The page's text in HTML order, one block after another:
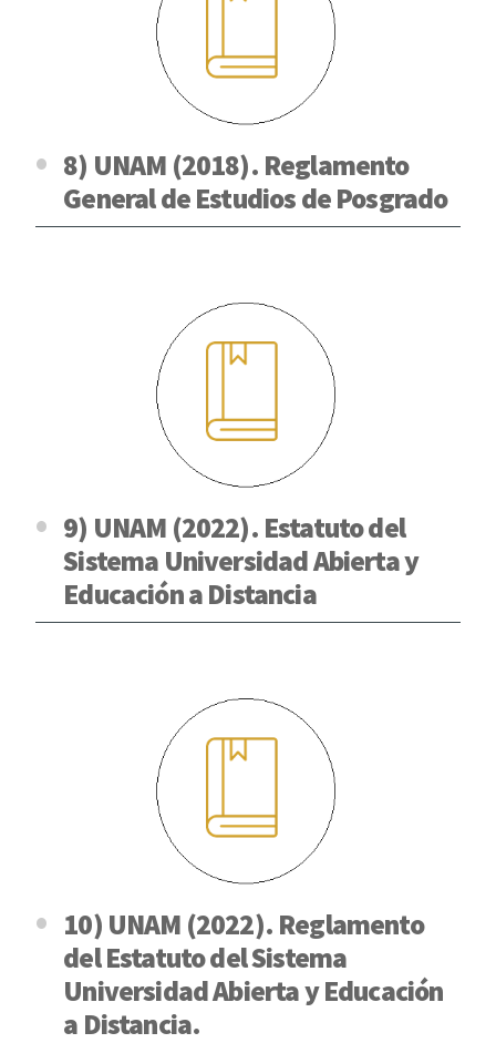
8) UNAM (2018). Reglamento
General de Estudios de Posgrado
9) UNAM (2022). Estatuto del
Sistema Universidad Abierta y
Educación a Distancia
10) UNAM (2022). Reglamento
del Estatuto del Sistema
Universidad Abierta y Educación
a Distancia.